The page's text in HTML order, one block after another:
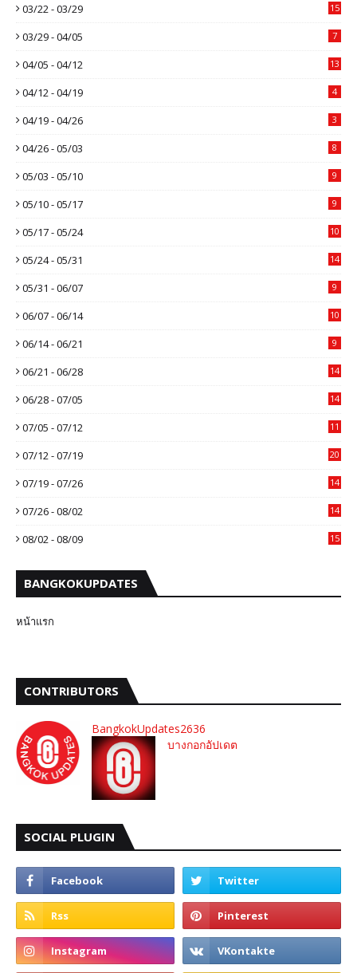
03/22 - 03/29 15
03/29 - 04/05 7
04/05 - 04/12 13
04/12 - 04/19 4
04/19 - 04/26 3
04/26 - 05/03 8
05/03 - 05/10 9
05/10 - 05/17 9
05/17 - 05/24 10
05/24 - 05/31 14
05/31 - 06/07 9
06/07 - 06/14 10
06/14 - 06/21 9
06/21 - 06/28 14
06/28 - 07/05 14
07/05 - 07/12 11
07/12 - 07/19 20
07/19 - 07/26 14
07/26 - 08/02 14
08/02 - 08/09 15
BANGKOKUPDATES
หน้าแรก
CONTRIBUTORS
BangkokUpdates2636
บางกอกอัปเดต
SOCIAL PLUGIN